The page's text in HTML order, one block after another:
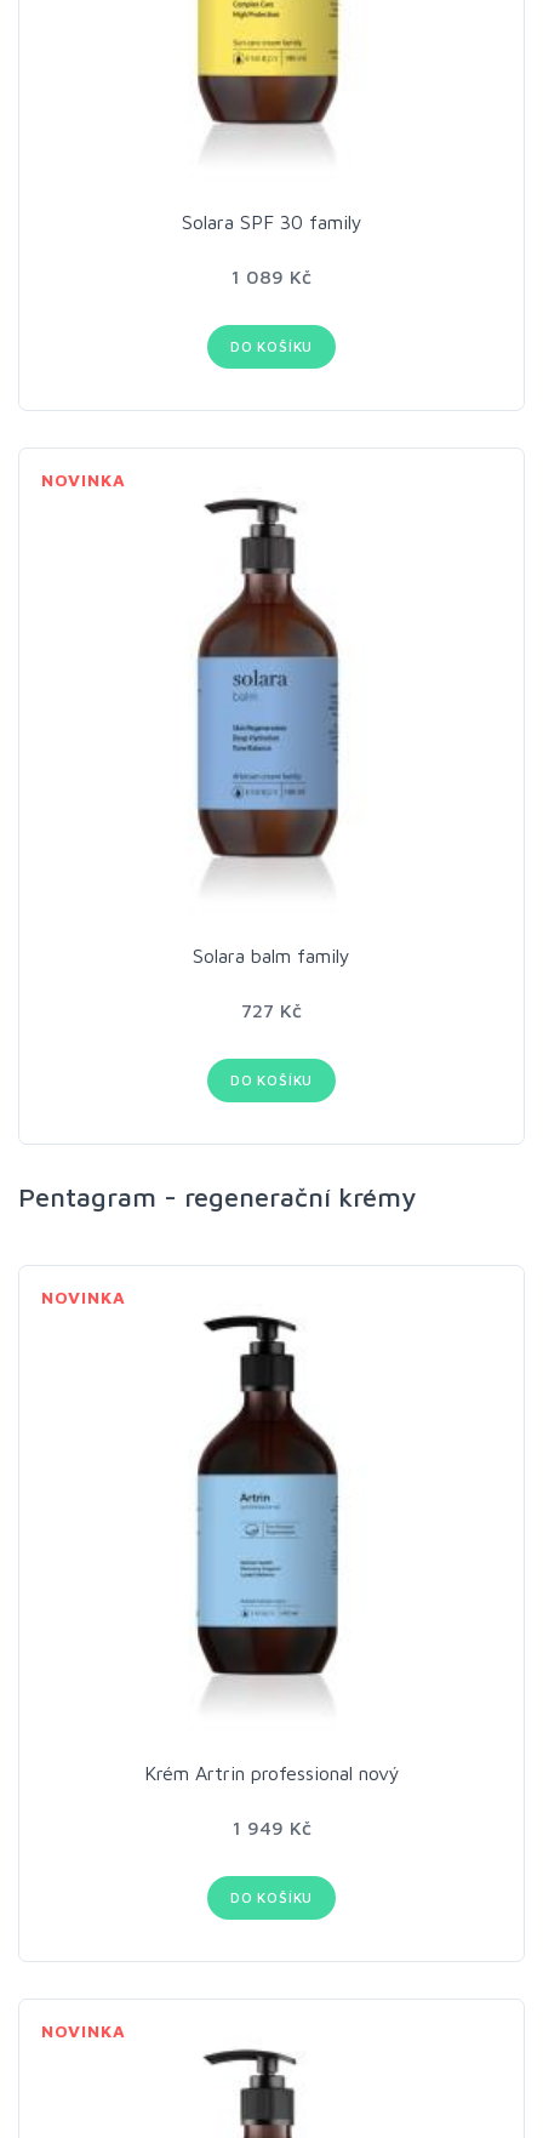
Solara SPF 30 family
1 089 Kč
DO KOŠÍKU
NOVINKA
Solara balm family
727 Kč
DO KOŠÍKU
Pentagram - regenerační krémy
NOVINKA
Krém Artrin professional nový
1 949 Kč
DO KOŠÍKU
NOVINKA